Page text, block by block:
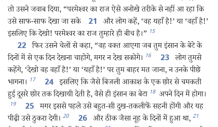
तो उसने जवाब दिया, “परमेश्‍वर का राज ऐसे अनोखे तरीके से नहीं आ रहा कि
उसे साफ-साफ देखा जा सके
21
और लोग कहें, ‘वह यहाँ है!’ या ‘वहाँ है!’
इसलिए कि देखो! परमेश्‍वर का राज तुम्हारे ही बीच है।” 15
22 फिर उसने चेलों से कहा, “वह वक्‍त आएगा जब तुम इंसान के बेटे के
दिनों में से एक दिन देखना चाहोगे, मगर न देख सकोगे। 16 23 लोग तुमसे
कहेंगे, ‘देखो वह वहाँ है!’ या ‘यहाँ है!’ पर तुम बाहर मत जाना, न उनके पीछे
भागना। 17 24 इसलिए कि जैसे बिजली आकाश के एक छोर से चमकती
हुई दूसरे छोर तक दिखायी देती है, वैसे ही इंसान का बेटा 18 अपने दिन में होगा।
19 25 मगर इससे पहले उसे बहुत-सी दुख-तकलीफें सहनी होंगी और यह
पीढ़ी उसे ठुकरा देगी। 20 26 और ठीक जैसा नूह के दिनों में हुआ था, 21